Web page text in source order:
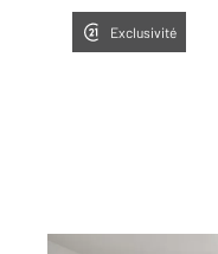
Exclusivité